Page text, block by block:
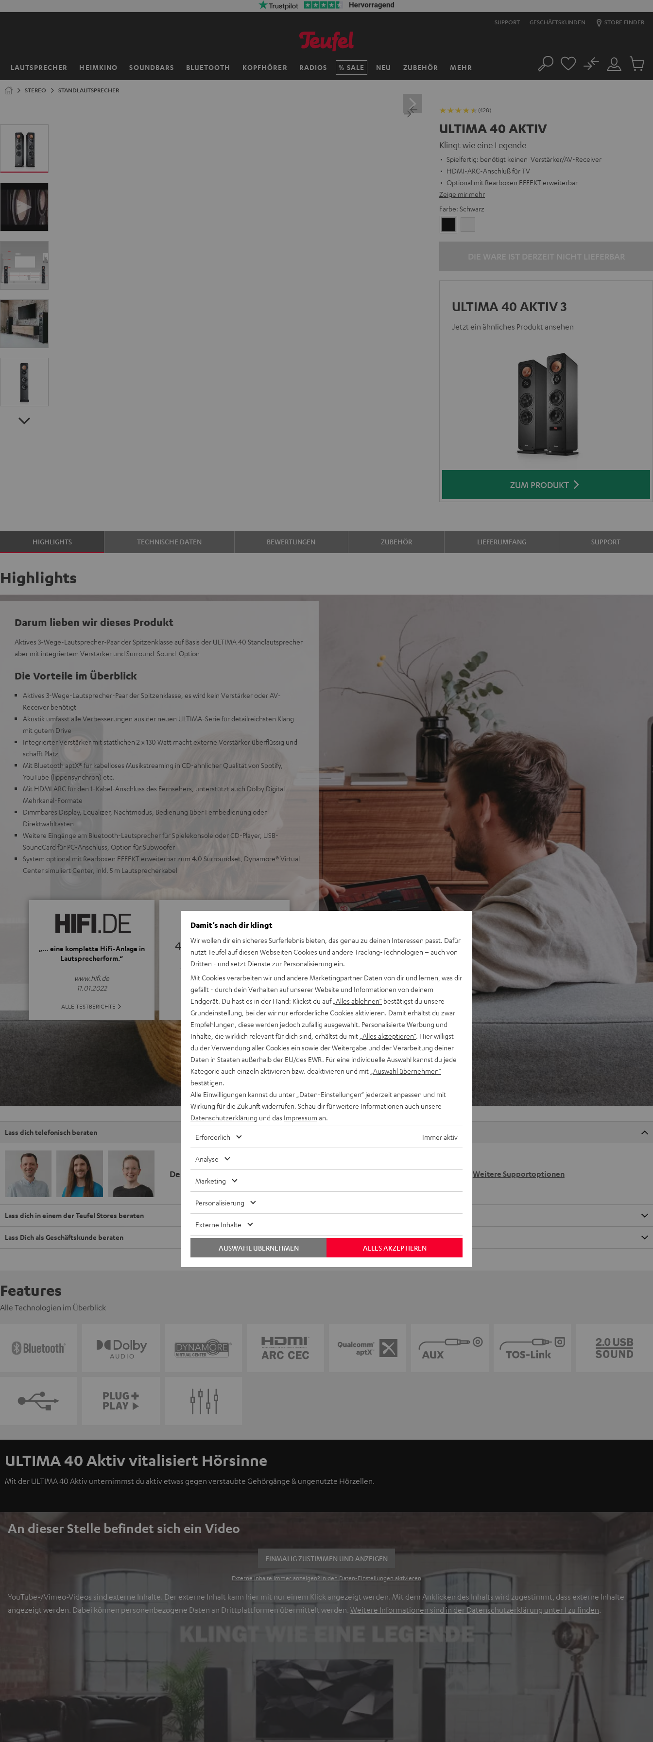
SUPPORT GESCHÄFTSKUNDEN STORE FINDER
LAUTSPRECHER HEIMKINO SOUNDBARS BLUETOOTH KOPFHÖRER RADIOS SALE NEU ZUBEHÖR MEHR
Startseite Suche
Mein
Konto
No
Artikel
STEREO STANDLAUTSPRECHER
(428)
ULTIMA 40 AKTIV
Klingt wie eine Legende
Spielfertig: benötigt keinen Verstärker/AV-Receiver
HDMI-ARC-Anschluß für TV
Optional mit Rearboxen EFFEKT erweiterbar
Zeige mir mehr
Farbe: Schwarz
ULTIMA 40 AKTIV 3
Jetzt ein ähnliches Produkt ansehen
ZUM PRODUKT
HIGHLIGHTS TECHNISCHE DATEN BEWERTUNGEN ZUBEHÖR LIEFERUMFANG SUPPORT
Highlights
Darum lieben wir dieses Produkt
Aktives 3-Wege-Lautsprecher-Paar der Spitzenklasse auf Basis der ULTIMA 40 Standlautsprecher
aber mit integriertem Verstärker und Surround-Sound-Option
Die Vorteile im Überblick
Aktives 3-Wege-Lautsprecher-Paar der Spitzenklasse, es wird kein Verstärker oder AV-
Receiver benötigt
Akustik umfasst alle Verbesserungen aus der neuen ULTIMA-Serie für detailreichsten Klang
mit gutem Drive
Integrierter Verstärker mit stattlichen 2 x 130 Watt macht externe Verstärker überflüssig und
schafft Platz
Mit Bluetooth aptX® für kabelloses Musikstreaming in CD-ähnlicher Qualität von Spotify,
YouTube (lippensynchron) etc.
Mit HDMI ARC für den 1-Kabel-Anschluss des Fernsehers, unterstützt auch Dolby Digital
Mehrkanal-Formate
Dimmbares Display, Equalizer, Nachtmodus, Bedienung über Fernbedienung oder
Direktwahltasten
Weitere Eingänge am Bluetooth-Lautsprecher für Spielekonsole oder CD-Player, USB-
SoundCard für PC-Anschluss, Option für Subwoofer
System optional mit Rearboxen EFFEKT erweiterbar zum 4.0 Surroundset, Dynamore® Virtual
Center simuliert Center, inkl. 5 m Lautsprecherkabel
„… eine komplette HiFi-Anlage in
Lautsprecherform.“
www.hifi.de
11.01.2022
ALLE TESTBERICHTE
4.85
(4.85 von 5 bei 428 Bewertungen)
ALLE BEWERTUNGEN
Lass dich telefonisch beraten
Deine Kaufberatung Weitere Supportoptionen
Lass dich in einem der Teufel Stores beraten
Lass Dich als Geschäftskunde beraten
Features
Alle Technologien im Überblick
ULTIMA 40 Aktiv vitalisiert Hörsinne
Mit der ULTIMA 40 Aktiv unternimmst du aktiv etwas gegen verstaubte Gehörgänge & ungenutzte Hörzellen.
An dieser Stelle befindet sich ein Video
EINMALIG ZUSTIMMEN UND ANZEIGEN
Externe Inhalte immer anzeigen? In den Daten‑Einstellungen aktivieren
YouTube-/Vimeo-Videos sind externe Inhalte. Der externe Inhalt kann hier mit nur einem Klick angezeigt werden. Mit dem Anklicken des Inhalts wird zugestimmt, dass externe Inhalte
angezeigt werden. Dabei können personenbezogene Daten an Drittplattformen übermittelt werden. Weitere Informationen sind in der Datenschutzerklärung unter I zu finden.
Damit‘s nach dir klingt
Wir wollen dir ein sicheres Surferlebnis bieten, das genau zu deinen Interessen passt. Dafür
nutzt Teufel auf diesen Webseiten Cookies und andere Tracking-Technologien – auch von
Dritten - und setzt Dienste zur Personalisierung ein.
Mit Cookies verarbeiten wir und andere Marketingpartner Daten von dir und lernen, was dir
gefällt - durch dein Verhalten auf unserer Website und Informationen von deinem
Endgerät. Du hast es in der Hand: Klickst du auf „Alles ablehnen“ bestätigst du unsere
Grundeinstellung, bei der wir nur erforderliche Cookies aktivieren. Damit erhältst du zwar
Empfehlungen, diese werden jedoch zufällig ausgewählt. Personalisierte Werbung und
Inhalte, die wirklich relevant für dich sind, erhältst du mit „Alles akzeptieren“. Hier willigst
du der Verwendung aller Cookies ein sowie der Weitergabe und der Verarbeitung deiner
Daten in Staaten außerhalb der EU/des EWR. Für eine individuelle Auswahl kannst du jede
Kategorie auch einzeln aktivieren bzw. deaktivieren und mit „Auswahl übernehmen“
bestätigen.
Alle Einwilligungen kannst du unter „Daten-Einstellungen“ jederzeit anpassen und mit
Wirkung für die Zukunft widerrufen. Schau dir für weitere Informationen auch unsere
Datenschutzerklärung und das Impressum an.
Erforderlich Immer aktiv
Analyse
Marketing
Personalisierung
Externe Inhalte
ALLES AKZEPTIEREN
AUSWAHL ÜBERNEHMEN